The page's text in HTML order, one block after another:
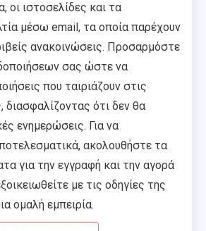
οι ιστοσελίδες και τα
μέσω email, τα οποία παρέχουν
ανακοινώσεις. Προσαρμόστε
σας ώστε να
που ταιριάζουν στις
διασφαλίζοντας ότι δεν θα
ενημερώσεις. Για να
ακολουθήστε τα
για την εγγραφή και την αγορά
με τις οδηγίες της
ομαλή εμπειρία.